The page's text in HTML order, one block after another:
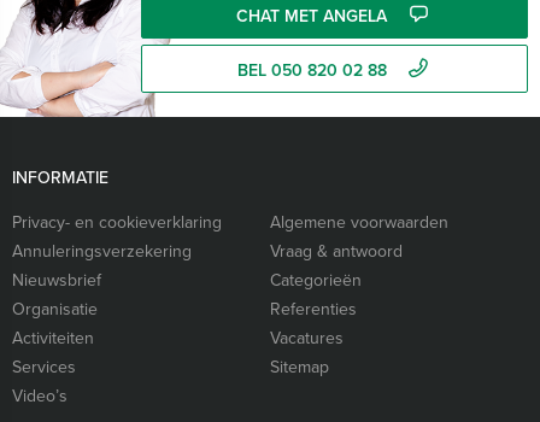
CHAT MET ANGELA
BEL 050 820 02 88
INFORMATIE
Privacy- en cookieverklaring
Algemene voorwaarden
Annuleringsverzekering
Vraag & antwoord
Nieuwsbrief
Categorieën
Organisatie
Referenties
Activiteiten
Vacatures
Services
Sitemap
Video’s